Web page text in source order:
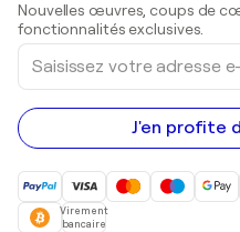
Peintures acryliques
Nouvelles œuvres, coups de
fonctionnalités exclusives.
Saisissez
votre
adresse
e-
mail
J'en profite
Virement
bancaire